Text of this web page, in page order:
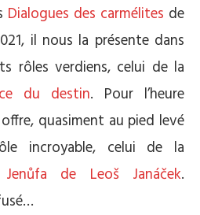
Dialogues des carmélites de
il nous la présente dans
rôles verdiens, celui de la
du destin. Pour l’heure
quasiment au pied levé
incroyable, celui de la
Jenůfa de Leoš Janáček.